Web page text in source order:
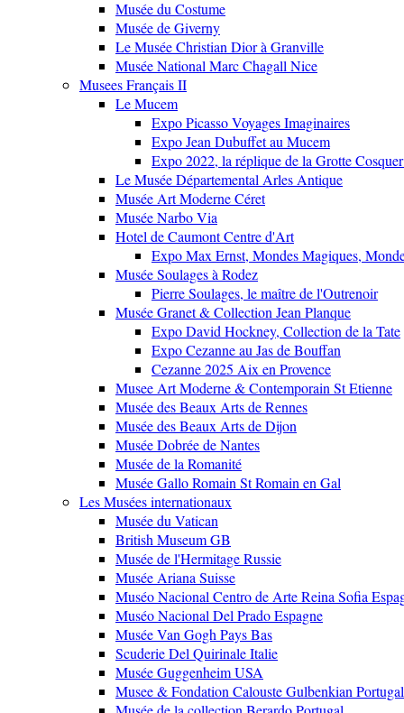
Musée du Costume
Musée de Giverny
Le Musée Christian Dior à Granville
Musée National Marc Chagall Nice
Musees Français II
Le Mucem
Expo Picasso Voyages Imaginaires
Expo Jean Dubuffet au Mucem
Expo 2022, la réplique de la Grotte
Le Musée Départemental Arles Antique
Musée Art Moderne Céret
Musée Narbo Via
Hotel de Caumont Centre d'Art
Expo Max Ernst, Mondes Magiques,
Musée Soulages à Rodez
Pierre Soulages, le maître de l'Outrenoir
Musée Granet & Collection Jean Planque
Expo David Hockney, Collection de la Tate
Expo Cezanne au Jas de Bouffan
Cezanne 2025 Aix en Provence
Musee Art Moderne & Contemporain St Etienne
Musée des Beaux Arts de Rennes
Musée des Beaux Arts de Dijon
Musée Dobrée de Nantes
Musée de la Romanité
Musée Gallo Romain St Romain en Gal
Les Musées internationaux
Musée du Vatican
British Museum GB
Musée de l'Hermitage Russie
Musée Ariana Suisse
Muséo Nacional Centro de Arte Reina Sofia
Muséo Nacional Del Prado Espagne
Musée Van Gogh Pays Bas
Scuderie Del Quirinale Italie
Musée Guggenheim USA
Musee & Fondation Calouste Gulbenkian Portugal